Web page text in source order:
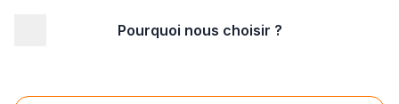
Pourquoi nous choisir ?